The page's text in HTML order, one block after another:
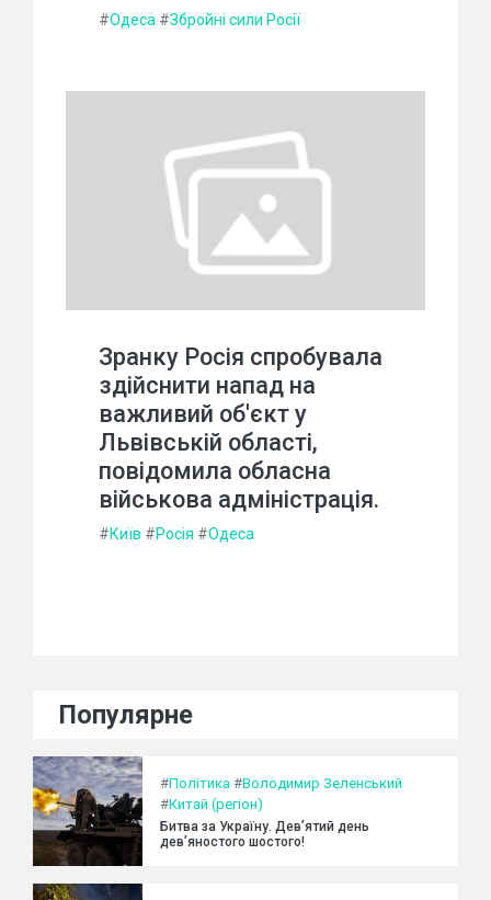
#Одеса #Збройні сили Росії
Зранку Росія спробувала
здійснити напад на
важливий об'єкт у
Львівській області,
повідомила обласна
військова адміністрація.
#Київ #Росія #Одеса
Популярне
#Політика #Володимир Зеленський
#Китай (регіон)
Битва за Україну. Дев’ятий день
дев’яностого шостого!